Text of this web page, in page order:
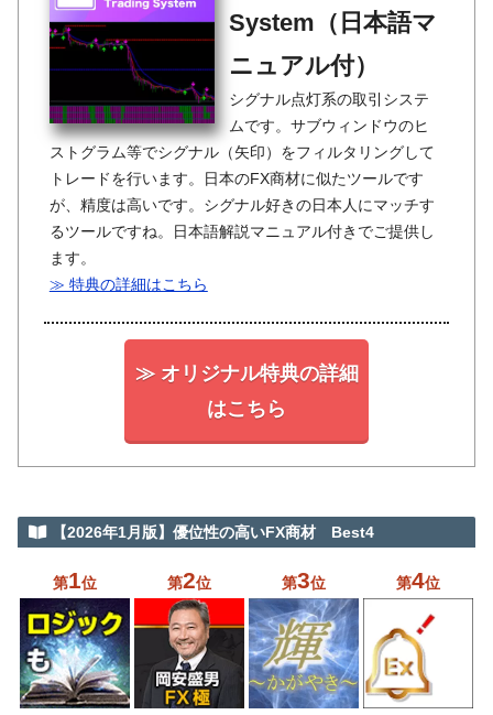
System（日本語マ
ニュアル付）
シグナル点灯系の取引システ
ムです。サブウィンドウのヒ
ストグラム等でシグナル（矢印）をフィルタリングして
トレードを行います。日本のFX商材に似たツールです
が、精度は高いです。シグナル好きの日本人にマッチす
るツールですね。日本語解説マニュアル付きでご提供し
ます。
≫ 特典の詳細はこちら
≫ オリジナル特典の詳細
はこちら
【2026年1月版】優位性の高いFX商材 Best4
第1位 第2位 第3位 第4位